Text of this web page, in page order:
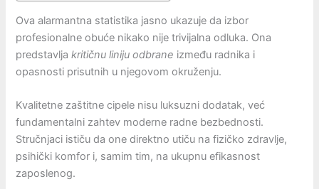
Ova alarmantna statistika jasno ukazuje da izbor
profesionalne obuće nikako nije trivijalna odluka. Ona
predstavljakritičnu liniju odbrane između radnika i
opasnosti prisutnih u njegovom okruženju.
Kvalitetne zaštitne cipele nisu luksuzni dodatak, već
fundamentalni zahtev moderne radne bezbednosti.
Stručnjaci ističu da one direktno utiču na fizičko zdravlje,
psihički komfor i, samim tim, na ukupnu efikasnost
zaposlenog.